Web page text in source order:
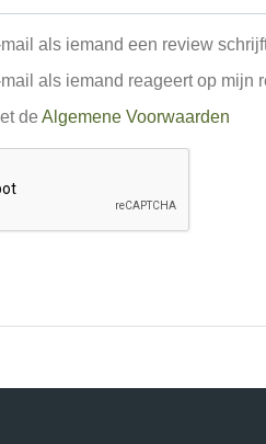
als iemand een review
als iemand reageert op mijn
de Algemene Voorwaarden